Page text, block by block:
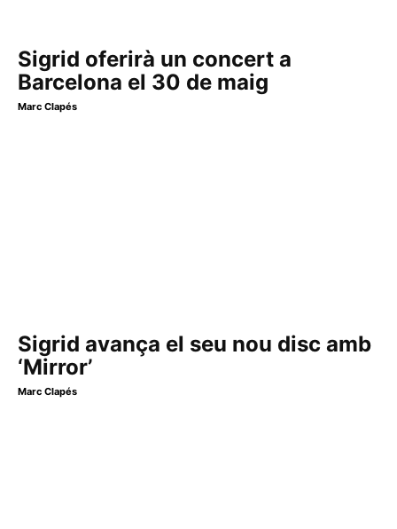
Sigrid oferirà un concert a
Barcelona el 30 de maig
Marc Clapés
Sigrid avança el seu nou disc amb
‘Mirror’
Marc Clapés